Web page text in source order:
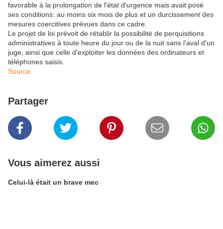
favorable à la prolongation de l'état d'urgence mais avait posé
ses conditions: au moins six mois de plus et un durcissement des
mesures coercitives prévues dans ce cadre.
Le projet de loi prévoit de rétablir la possibilité de perquisitions
administratives à toute heure du jour ou de la nuit sans l'aval d'un
juge, ainsi que celle d'exploiter les données des ordinateurs et
téléphones saisis.
Source
Partager
Vous aimerez aussi
Celui-là était un brave mec